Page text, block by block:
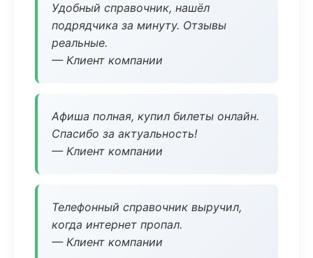
Удобный справочник, нашёл
подрядчика за минуту. Отзывы
реальные.
— Клиент компании
Афиша полная, купил билеты онлайн.
Спасибо за актуальность!
— Клиент компании
Телефонный справочник выручил,
когда интернет пропал.
— Клиент компании